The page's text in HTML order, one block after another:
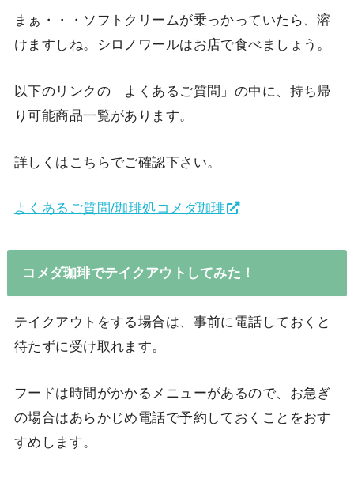
まぁ・・・ソフトクリームが乗っかっていたら、溶
けますしね。シロノワールはお店で食べましょう。
以下のリンクの「よくあるご質問」の中に、持ち帰
り可能商品一覧があります。
詳しくはこちらでご確認下さい。
よくあるご質問/珈琲処コメダ珈琲
コメダ珈琲でテイクアウトしてみた！
テイクアウトをする場合は、事前に電話しておくと
待たずに受け取れます。
フードは時間がかかるメニューがあるので、お急ぎ
の場合はあらかじめ電話で予約しておくことをおす
すめします。